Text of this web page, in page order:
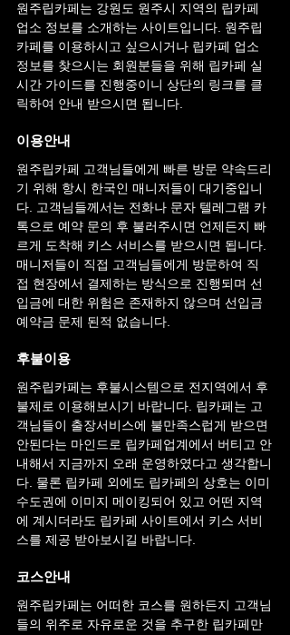
원주립카페는 강원도 원주시 지역의 립카페
업소 정보를 소개하는 사이트입니다. 원주립
카페를 이용하시고 싶으시거나 립카페 업소
정보를 찾으시는 회원분들을 위해 립카페 실
시간 가이드를 진행중이니 상단의 링크를 클
릭하여 안내 받으시면 됩니다.
이용안내
원주립카페 고객님들에게 빠른 방문 약속드리
기 위해 항시 한국인 매니저들이 대기중입니
다. 고객님들께서는 전화나 문자 텔레그램 카
톡으로 예약 문의 후 불러주시면 언제든지 빠
르게 도착해 키스 서비스를 받으시면 됩니다.
매니저들이 직접 고객님들에게 방문하여 직
접 현장에서 결제하는 방식으로 진행되며 선
입금에 대한 위험은 존재하지 않으며 선입금
예약금 문제 된적 없습니다.
후불이용
원주립카페는 후불시스템으로 전지역에서 후
불제로 이용해보시기 바랍니다. 립카페는 고
객님들이 출장서비스에 불만족스럽게 받으면
안된다는 마인드로 립카페업계에서 버티고 안
내해서 지금까지 오래 운영하였다고 생각합니
다. 물론 립카페 외에도 립카페의 상호는 이미
수도권에 이미지 메이킹되어 있고 어떤 지역
에 계시더라도 립카페 사이트에서 키스 서비
스를 제공 받아보시길 바랍니다.
코스안내
원주립카페는 어떠한 코스를 원하든지 고객님
들의 위주로 자유로운 것을 추구한 립카페만